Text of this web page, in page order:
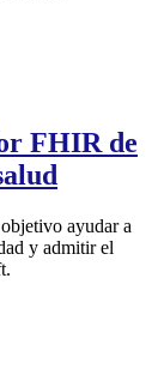
FHIR de
ayudar a
y admitir el